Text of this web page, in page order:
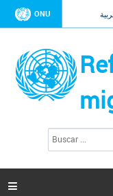
ONU
s
